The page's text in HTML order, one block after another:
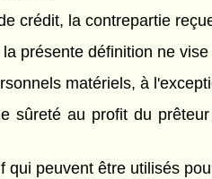
crédit, la contrepartie
présente définition ne
matériels, à
sûreté au profit du
peuvent être utilisés